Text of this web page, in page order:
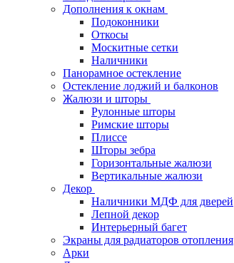
Дополнения к окнам
Подоконники
Откосы
Москитные сетки
Наличники
Панорамное остекление
Остекление лоджий и балконов
Жалюзи и шторы
Рулонные шторы
Римские шторы
Плиссе
Шторы зебра
Горизонтальные жалюзи
Вертикальные жалюзи
Декор
Наличники МДФ для дверей
Лепной декор
Интерьерный багет
Экраны для радиаторов отопления
Арки